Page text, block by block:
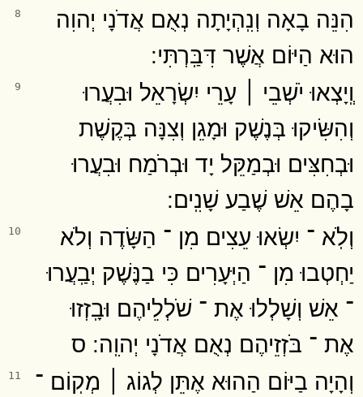
8
הִנֵּה בָאָה וְנִֽהְיָתָה נְאֻם אֲדֹנָי יְהוִה
הוּא הַיּוֹם אֲשֶׁר דִּבַּֽרְתִּי ׃
9
וְֽיָצְאוּ יֹשְׁבֵי ׀ עָרֵי יִשְׂרָאֵל וּבִעֲרוּ
וְהִשִּׂיקוּ בְּנֶשֶׁק וּמָגֵן וְצִנָּה בְּקֶשֶׁת
וּבְחִצִּים וּבְמַקֵּל יָד וּבְרֹמַח וּבִעֲרוּ
בָהֶם אֵשׁ שֶׁבַע שָׁנִֽים ׃
10
וְלֹֽא ־ יִשְׂאוּ עֵצִים מִן ־ הַשָּׂדֶה וְלֹא
יַחְטְבוּ מִן ־ הַיְּעָרִים כִּי בַנֶּשֶׁק יְבַֽעֲרוּ
־ אֵשׁ וְשָׁלְלוּ אֶת ־ שֹׁלְלֵיהֶם וּבָֽזְזוּ
אֶת ־ בֹּזְזֵיהֶם נְאֻם אֲדֹנָי יְהוִֽה ׃ ס
11
וְהָיָה בַיּוֹם הַהוּא אֶתֵּן לְגוֹג ׀ מְקֽוֹם ־